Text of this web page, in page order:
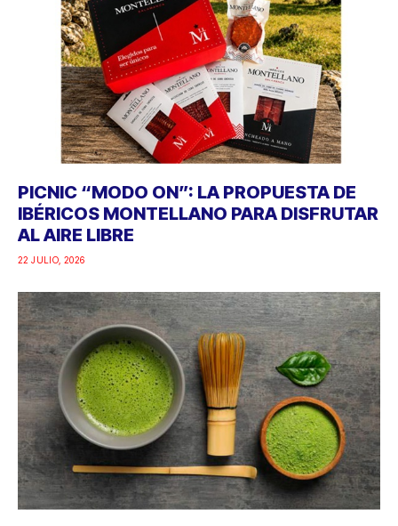
PICNIC “MODO ON”: LA PROPUESTA DE
IBÉRICOS MONTELLANO PARA DISFRUTAR
AL AIRE LIBRE
22 JULIO, 2026